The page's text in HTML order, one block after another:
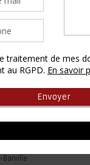
traitement de mes
au RGPD. En savoir
Barville